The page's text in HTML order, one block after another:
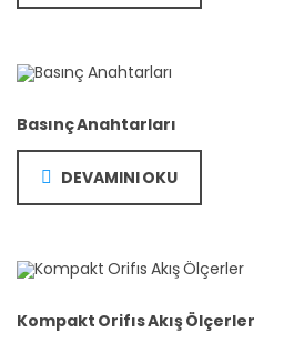
Basınç Anahtarları
DEVAMINI OKU
Kompakt Orifıs Akış Ölçerler